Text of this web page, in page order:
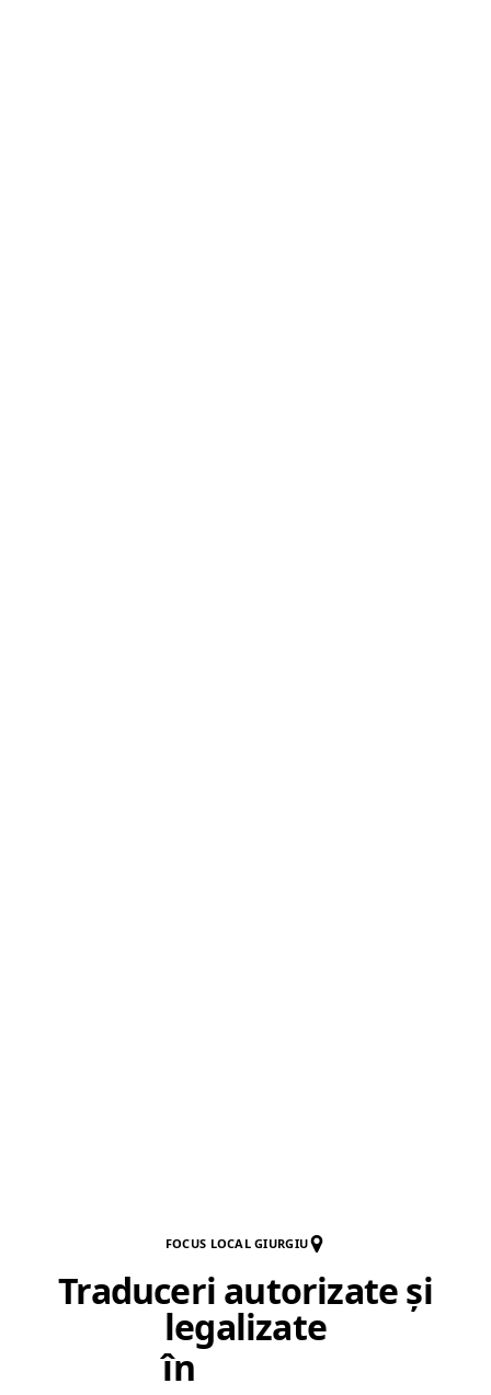
FOCUS LOCAL GIURGIU
Traduceri autorizate și
legalizate
în